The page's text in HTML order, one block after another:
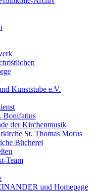
Kunststube e.V.
Bonifatius
der Kirchenmusik
St. Thomas Morus
Bücherei
Team
und Homepage